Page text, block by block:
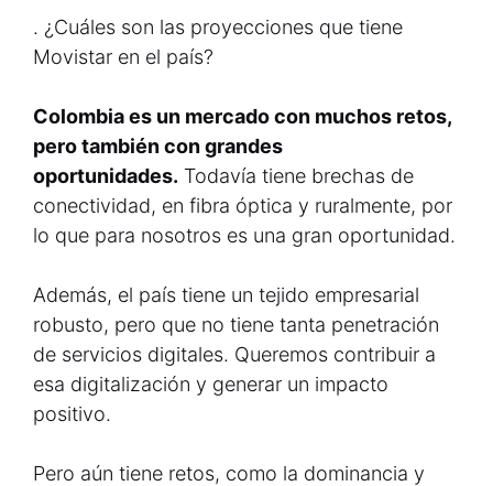
. ¿Cuáles son las proyecciones que tiene
Movistar en el país?
Colombia es un mercado con muchos retos,
pero también con grandes
oportunidades. Todavía tiene brechas de
conectividad, en fibra óptica y ruralmente, por
lo que para nosotros es una gran oportunidad.
Además, el país tiene un tejido empresarial
robusto, pero que no tiene tanta penetración
de servicios digitales. Queremos contribuir a
esa digitalización y generar un impacto
positivo.
Pero aún tiene retos, como la dominancia y